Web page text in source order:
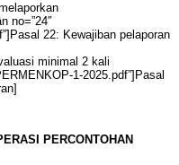
no=”24″
22: Kewajiban pelaporan
minimal 2 kali
1-2025.pdf”]Pasal
PERCONTOHAN